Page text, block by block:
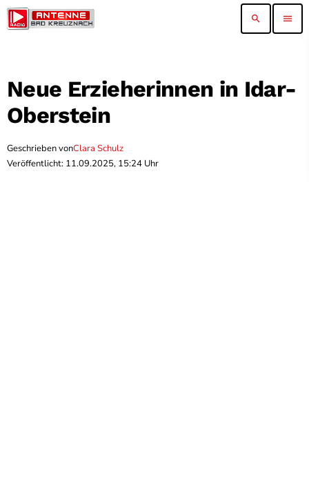
search menu
Neue Erzieherinnen in Idar-
Oberstein
Geschrieben vonClara Schulz
Veröffentlicht: 11.09.2025, 15:24 Uhr